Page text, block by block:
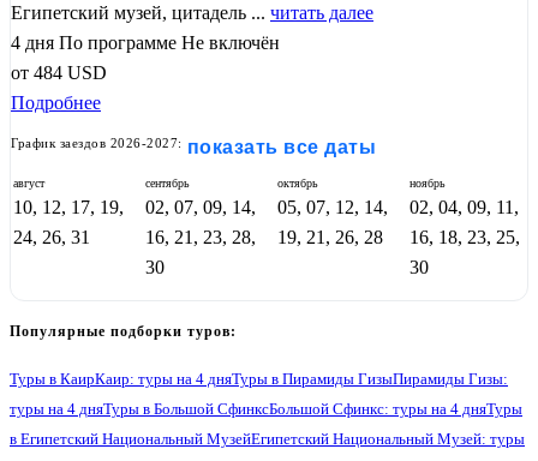
Египетский музей, цитадель ... читать далее
4 дня По программе Не включён
от 484 USD
Подробнее
График заездов 2026-2027: показать все даты
август
10, 12, 17, 19,
24, 26, 31
сентябрь
02, 07, 09, 14,
16, 21, 23, 28,
30
октябрь
05, 07, 12, 14,
19, 21, 26, 28
ноябрь
02, 04, 09, 11,
16, 18, 23, 25,
30
Популярные подборки туров:
Туры в КаирКаир: туры на 4 дняТуры в Пирамиды ГизыПирамиды Гизы:
туры на 4 дняТуры в Большой СфинксБольшой Сфинкс: туры на 4 дняТуры
в Египетский Национальный МузейЕгипетский Национальный Музей: туры